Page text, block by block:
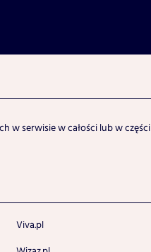
w serwisie w całości lub w części
Viva.pl